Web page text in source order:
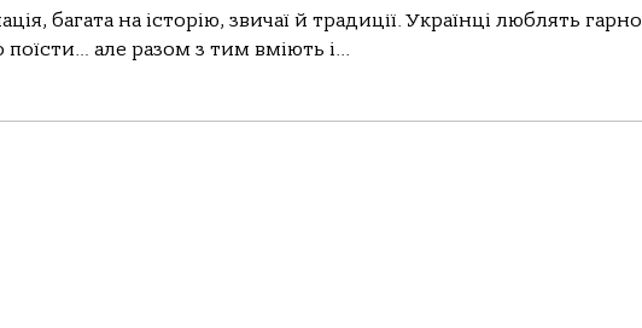
багата на історію, звичаї й традиції. Українці люблять гарно
але разом з тим вміють і...